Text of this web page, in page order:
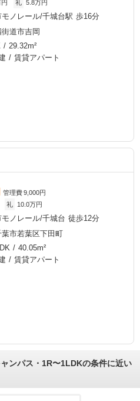
礼 5.8万円
ノレール/千城台駅 歩16分
道市吉岡
/ 29.32m²
/ 賃貸アパート
管理費9,000円
礼 10.0万円
ノレール/千城台 徒歩12分
市若葉区下田町
/ 40.05m²
/ 賃貸アパート
ンパス・1R〜1LDKの条件に近い